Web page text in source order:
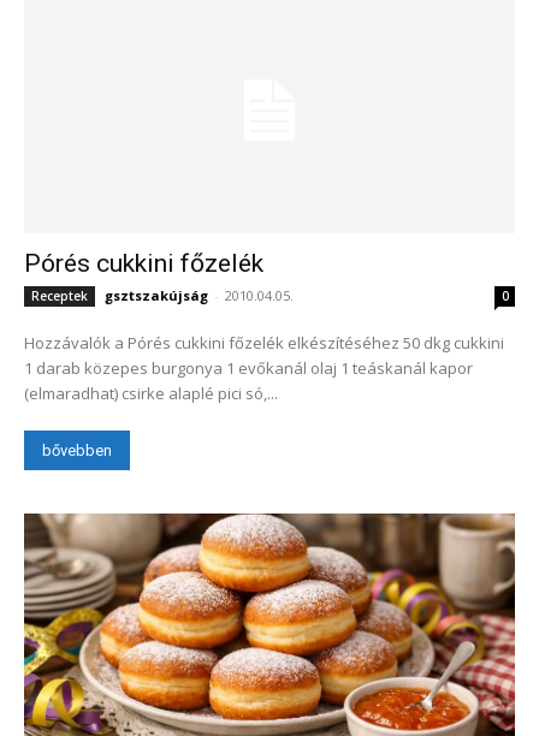
Pórés cukkini főzelék
Receptek gsztszakújság - 2010.04.05. 0
Hozzávalók a Pórés cukkini főzelék elkészítéséhez 50 dkg cukkini
1 darab közepes burgonya 1 evőkanál olaj 1 teáskanál kapor
(elmaradhat) csirke alaplé pici só,...
bővebben